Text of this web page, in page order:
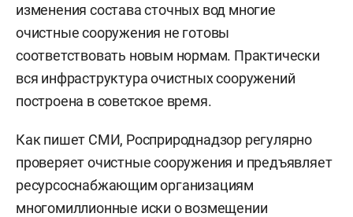
изменения состава сточных вод многие
очистные сооружения не готовы
соответствовать новым нормам. Практически
вся инфраструктура очистных сооружений
построена в советское время.
Как пишет СМИ, Росприроднадзор регулярно
проверяет очистные сооружения и предъявляет
ресурсоснабжающим организациям
многомиллионные иски о возмещении